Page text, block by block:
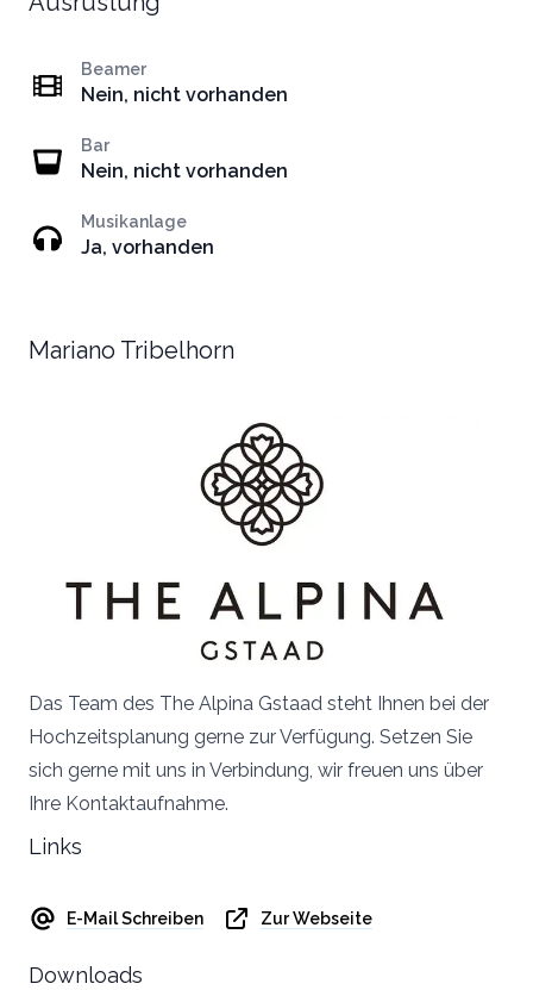
Beamer
Nein, nicht vorhanden
Bar
Nein, nicht vorhanden
Musikanlage
Ja, vorhanden
Mariano Tribelhorn
Das Team des The Alpina Gstaad steht Ihnen bei der
Hochzeitsplanung gerne zur Verfügung. Setzen Sie
sich gerne mit uns in Verbindung, wir freuen uns über
Ihre Kontaktaufnahme.
Links
E-Mail Schreiben Zur Webseite
Downloads